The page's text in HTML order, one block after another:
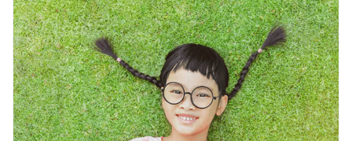
店舗を探す
店舗検索/来店予約
商品を探す
メガネ